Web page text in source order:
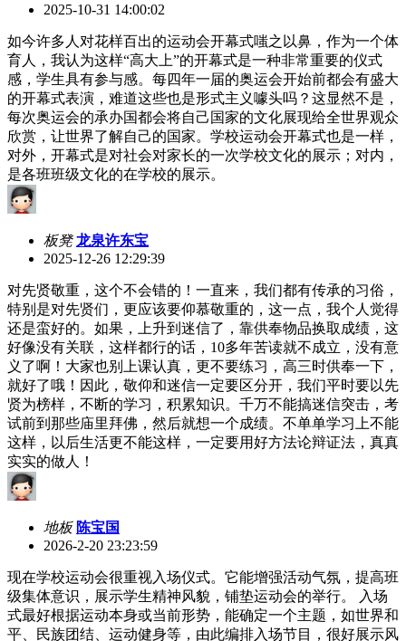
2025-10-31 14:00:02
如今许多人对花样百出的运动会开幕式嗤之以鼻，作为一个体
育人，我认为这样“高大上”的开幕式是一种非常重要的仪式
感，学生具有参与感。每四年一届的奥运会开始前都会有盛大
的开幕式表演，难道这些也是形式主义噱头吗？这显然不是，
每次奥运会的承办国都会将自己国家的文化展现给全世界观众
欣赏，让世界了解自己的国家。学校运动会开幕式也是一样，
对外，开幕式是对社会对家长的一次学校文化的展示；对内，
是各班班级文化的在学校的展示。
板凳 龙泉许东宝
2025-12-26 12:29:39
对先贤敬重，这个不会错的！一直来，我们都有传承的习俗，
特别是对先贤们，更应该要仰慕敬重的，这一点，我个人觉得
还是蛮好的。如果，上升到迷信了，靠供奉物品换取成绩，这
好像没有关联，这样都行的话，10多年苦读就不成立，没有意
义了啊！大家也别上课认真，更不要练习，高三时供奉一下，
就好了哦！因此，敬仰和迷信一定要区分开，我们平时要以先
贤为榜样，不断的学习，积累知识。千万不能搞迷信突击，考
试前到那些庙里拜佛，然后就想一个成绩。不单单学习上不能
这样，以后生活更不能这样，一定要用好方法论辩证法，真真
实实的做人！
地板 陈宝国
2026-2-20 23:23:59
现在学校运动会很重视入场仪式。它能增强活动气氛，提高班
级集体意识，展示学生精神风貌，铺垫运动会的举行。 入场
式最好根据运动本身或当前形势，能确定一个主题，如世界和
平、民族团结、运动健身等，由此编排入场节目，很好展示风